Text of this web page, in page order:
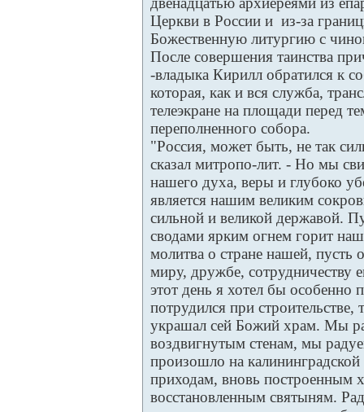
Церкви в России и из-за
Божественную литургию с
После совершения таинства
-владыка Кирилл обратился к
которая, как и вся служба,
телеэкране на площади перед
переполненного собора.
"Россия, может быть, не так
сказал митропо-лит. - Но мы
нашего духа, веры и глубоко
является нашим великим
сильной и великой державой.
сводами ярким огнем горит
молитва о стране нашей, пусть
миру, дружбе, сотрудничеству
этот день я хотел бы особенно
потрудился при строительстве,
украшал сей Божий храм. Мы
воздвигнутым стенам, мы
произошло на
приходам, вновь построенным
восстановленным святыням.